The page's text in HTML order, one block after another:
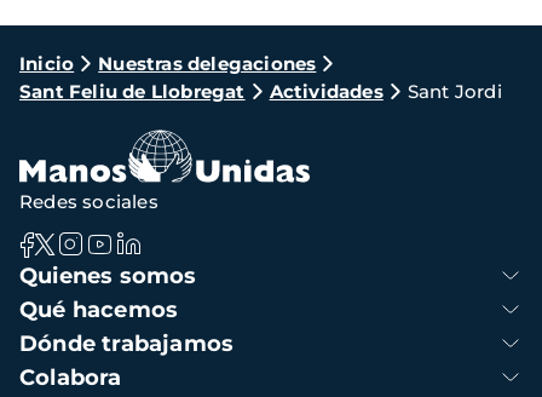
Ruta
de
navegación
Inicio
Nuestras delegaciones
Sant Feliu de Llobregat
Actividades Sant Jordi
Navegación
principal
Quienes somos
Qué hacemos
Dónde trabajamos
Colabora
Redes sociales